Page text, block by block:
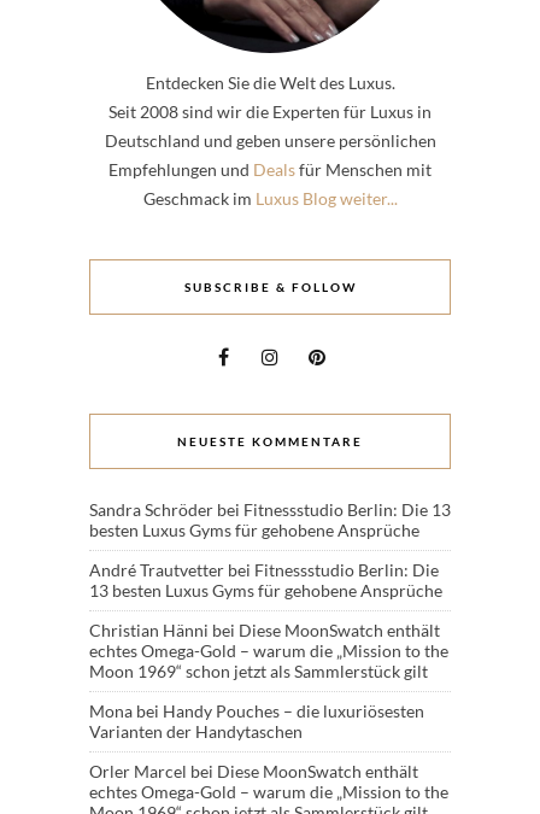
Entdecken Sie die Welt des Luxus.
Seit 2008 sind wir die Experten für Luxus in
Deutschland und geben unsere persönlichen
Empfehlungen und Dealsfür Menschen mit
Geschmack im Luxus Blog weiter...
SUBSCRIBE & FOLLOW
NEUESTE KOMMENTARE
Sandra Schröder bei Fitnessstudio Berlin: Die 13
besten Luxus Gyms für gehobene Ansprüche
André Trautvetter bei Fitnessstudio Berlin: Die
13 besten Luxus Gyms für gehobene Ansprüche
Christian Hänni bei Diese MoonSwatch enthält
echtes Omega-Gold – warum die „Mission to the
Moon 1969“ schon jetzt als Sammlerstück gilt
Mona bei Handy Pouches – die luxuriösesten
Varianten der Handytaschen
Orler Marcel bei Diese MoonSwatch enthält
echtes Omega-Gold – warum die „Mission to the